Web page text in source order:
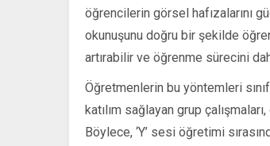
öğrencilerin görsel hafızalarını
okunuşunu doğru bir şekilde
artırabilir ve öğrenme sürecini
Öğretmenlerin bu yöntemleri
katılım sağlayan grup
Böylece, ‘Y’ sesi öğretimi